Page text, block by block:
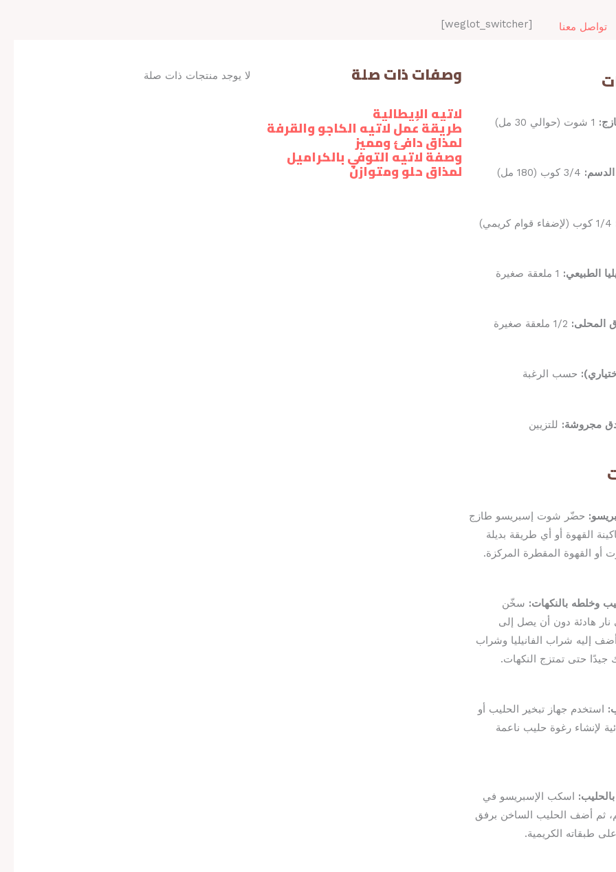
تواصل معنا [weglot_switcher]
الطبيعي:
المحلى:
حسب الرغبة
مجروشة: للتزيين
حضّر شوت إسبريسو طازج
القهوة أو أي طريقة بديلة
أو القهوة المقطرة المركزة.
وخلطه بالنكهات: سخّن
نار هادئة دون أن يصل إلى
أضف إليه شراب الفانيليا وشراب
جيدًا حتى تمتزج النكهات.
استخدم جهاز تبخير الحليب أو
لإنشاء رغوة حليب ناعمة
اسكب الإسبريسو في
ثم أضف الحليب الساخن برفق
طبقاته الكريمية.
وصفات ذات صلة
لاتيه الإيطالية
طريقة عمل لاتيه الكاجو والقرفة
لمذاق دافئ ومميز
وصفة لاتيه التوفي بالكراميل
لمذاق حلو ومتوازن
لا يوجد منتجات ذات صلة